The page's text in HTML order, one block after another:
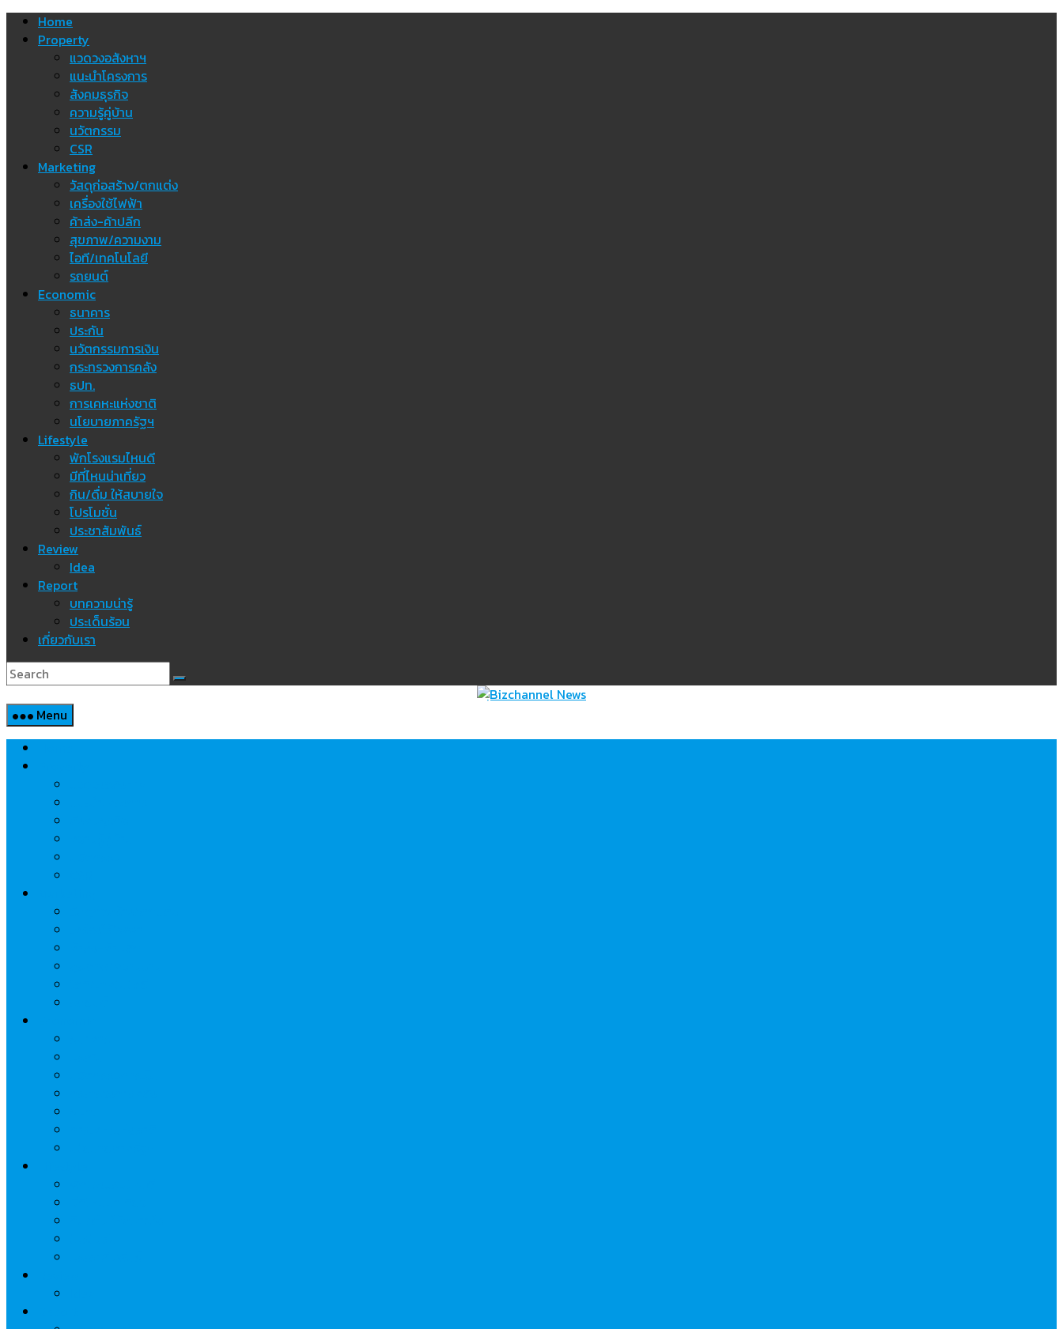
Skip Home
Property
แวดวงอสังหาฯ
แนะนำโครงการ
สังคมธุรกิจ
ความรู้คู่บ้าน
นวัตกรรม
CSR
Marketing
วัสดุก่อสร้าง/ตกแต่ง
เครื่องใช้ไฟฟ้า
ค้าส่ง-ค้าปลีก
สุขภาพ/ความงาม
ไอที/เทคโนโลยี
รถยนต์
Economic
ธนาคาร
ประกัน
นวัตกรรมการเงิน
กระทรวงการคลัง
ธปท.
การเคหะแห่งชาติ
นโยบายภาครัฐฯ
Lifestyle
พักโรงแรมไหนดี
มีที่ไหนน่าเที่ยว
กิน/ดื่ม ให้สบายใจ
โปรโมชั่น
ประชาสัมพันธ์
Review
Idea
Report
บทความน่ารู้
ประเด็นร้อน
เกี่ยวกับเรา
Menu